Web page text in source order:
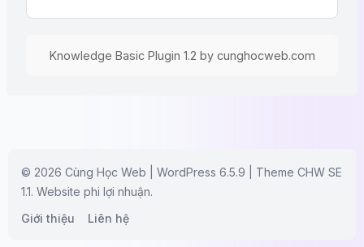
Knowledge Basic Plugin 1.2 by cunghocweb.com
© 2026 Cùng Học Web | WordPress 6.5.9 | Theme CHW SE
1.1. Website phi lợi nhuận.
Giới thiệu
Liên hệ